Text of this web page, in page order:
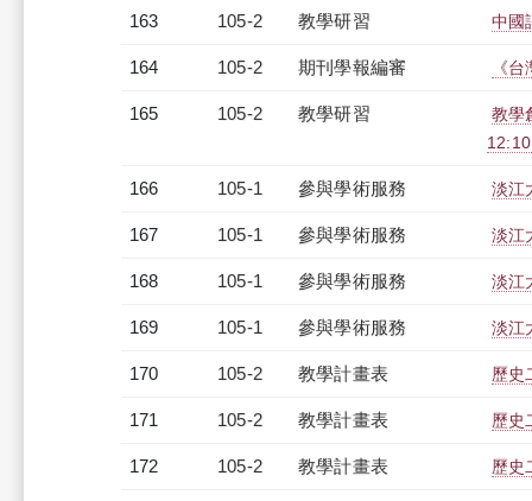
163 105-2 教學研習 中國
164 105-2 期刊學報編審 《
165 105-2 教學研習
教學
166 105-1 參與學術服務 淡江
167 105-1 參與學術服務 淡江
168 105-1 參與學術服務 淡江
169 105-1 參與學術服務 淡江
170 105-2 教學計畫表 歷史
171 105-2 教學計畫表 歷史
172 105-2 教學計畫表 歷史